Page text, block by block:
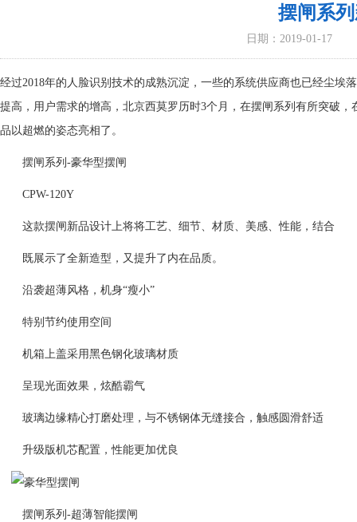
摆闸系
日期：2019-01-17
经过2018年的人脸识别技术的成熟沉淀，一些的系统供应商也已经尘埃
提高，用户需求的增高，北京西莫罗历时3个月，在摆闸系列有所突破
品以超燃的姿态亮相了。
摆闸系列-豪华型摆闸
CPW-120Y
这款摆闸新品设计上将将工艺、细节、材质、美感、性能，结合
既展示了全新造型，又提升了内在品质。
沿袭超薄风格，机身“瘦小”
特别节约使用空间
机箱上盖采用黑色钢化玻璃材质
呈现光面效果，炫酷霸气
玻璃边缘精心打磨处理，与不锈钢体无缝接合，触感圆滑舒适
升级版机芯配置，性能更加优良
摆闸系列-超薄智能摆闸